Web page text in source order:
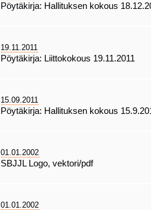
Pöytäkirja: Hallituksen kokous
19.11.2011
Pöytäkirja: Liittokokous 19.11.2011
15.09.2011
Pöytäkirja: Hallituksen kokous
01.01.2002
SBJJL Logo, vektori/pdf
01.01.2002